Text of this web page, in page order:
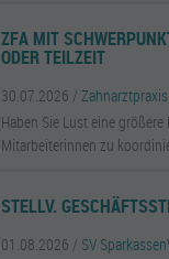
ZFA MIT
ODER TEILZEIT
30.07.2026 /
Haben Sie Lust eine
Mitarbeiterinnen zu
STELLV.
01.08.2026 / SV